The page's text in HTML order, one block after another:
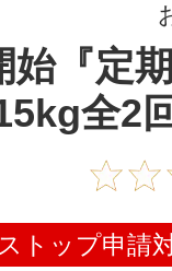
始『定
全2
トップ申請